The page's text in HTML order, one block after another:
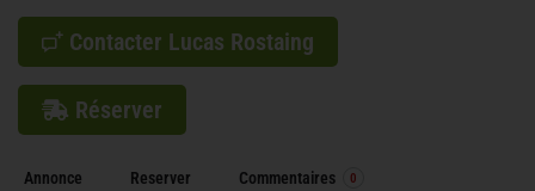
Contacter Lucas Rostaing
Réserver
Annonce Reserver Commentaires 0